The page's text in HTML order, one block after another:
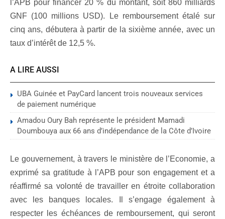
l’APB pour financer 20 % du montant, soit 860 milliards
GNF (100 millions USD). Le remboursement étalé sur
cinq ans, débutera à partir de la sixième année, avec un
taux d’intérêt de 12,5 %.
A LIRE AUSSI
UBA Guinée et PayCard lancent trois nouveaux services
de paiement numérique
Amadou Oury Bah représente le président Mamadi
Doumbouya aux 66 ans d’indépendance de la Côte d’Ivoire
Le gouvernement, à travers le ministère de l’Economie, a
exprimé sa gratitude à l’APB pour son engagement et a
réaffirmé sa volonté de travailler en étroite collaboration
avec les banques locales. Il s’engage également à
respecter les échéances de remboursement, qui seront